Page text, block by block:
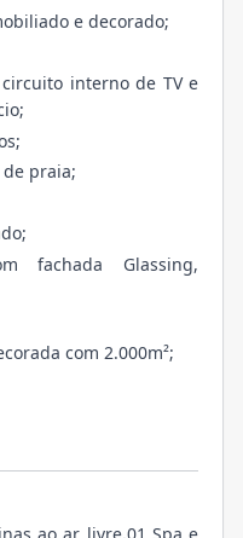
e decorado;
interno de TV e
praia;
fachada Glassing,
com 2.000m²;